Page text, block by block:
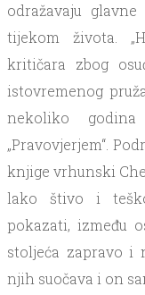
odražavaju
tijekom života.
kritičara zbog
istovremenog
nekoliko
„Pravovjerjem“.
knjige vrhunski
lako štivo i
pokazati, između
stoljeća zapravo i
njih suočava i on